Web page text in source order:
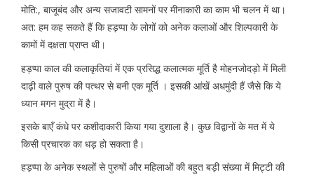
मोति:, बाजूबंद और अन्य सजावटी सामनों पर मीनाकारी का काम भी चलन में था।
अत: हम कह सकते हैं कि हड़प्पा के लोगों को अनेक कलाओं और शिल्पकारी के
कामों में दक्षता प्राप्त थी।
हड़प्पा काल की कलाकृतियां में एक प्रसिद्ध कलात्मक मूर्ति है मोहनजोदड़ो में मिली
दाढ़ी वाले पुरुष की पत्थर से बनी एक मूर्ति । इसकी आंखें अधमुंदी हैं जैसे कि ये
ध्यान मगन मुद्रा में है।
इसके बाएँ कंधे पर कशीदाकारी किया गया दुशाला है। कुछ विद्वानों के मत में ये
किसी प्रचारक का धड़ हो सकता है।
हड़प्पा के अनेक स्थलों से पुरुषों और महिलाओं की बहुत बड़ी संख्या में मिट्टी की